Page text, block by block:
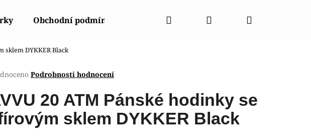
Obchodní podmínky Napište nám Kontakty
Hledat PřihlášeníNákupní
sklem DYKKER Black
Podrobnosti hodnocení
20 ATM Pánské hodinky se
sklem DYKKER Black